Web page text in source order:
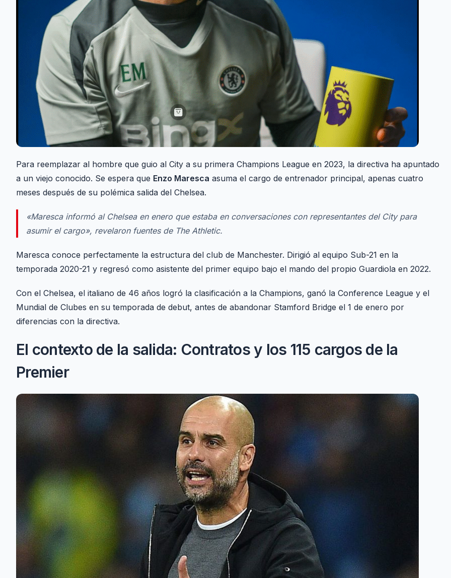
Para reemplazar al hombre que guio al City a su primera Champions League en 2023, la directiva ha apuntado
a un viejo conocido. Se espera que Enzo Maresca asuma el cargo de entrenador principal, apenas cuatro
meses después de su polémica salida del Chelsea.
«Maresca informó al Chelsea en enero que estaba en conversaciones con representantes del City para
asumir el cargo», revelaron fuentes de The Athletic.
Maresca conoce perfectamente la estructura del club de Manchester. Dirigió al equipo Sub-21 en la
temporada 2020-21 y regresó como asistente del primer equipo bajo el mando del propio Guardiola en 2022.
Con el Chelsea, el italiano de 46 años logró la clasificación a la Champions, ganó la Conference League y el
Mundial de Clubes en su temporada de debut, antes de abandonar Stamford Bridge el 1 de enero por
diferencias con la directiva.
El contexto de la salida: Contratos y los 115 cargos de la
Premier